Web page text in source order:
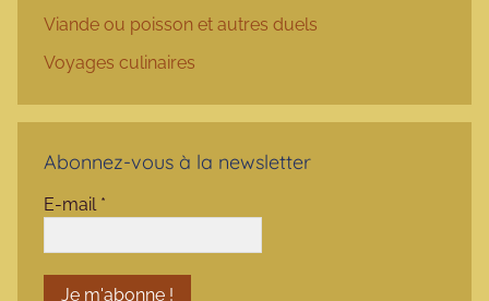
Viande ou poisson et autres duels
Voyages culinaires
Abonnez-vous à la newsletter
E-mail *